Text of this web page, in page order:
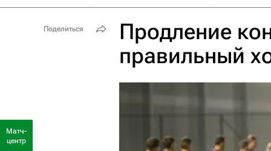
Продление
правильный
Поделиться
Матч-
центр